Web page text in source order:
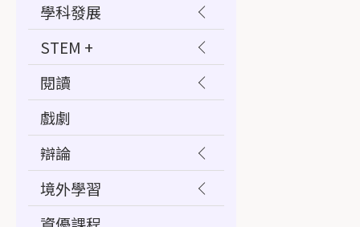
學科發展
STEM +
閱讀
戲劇
辯論
境外學習